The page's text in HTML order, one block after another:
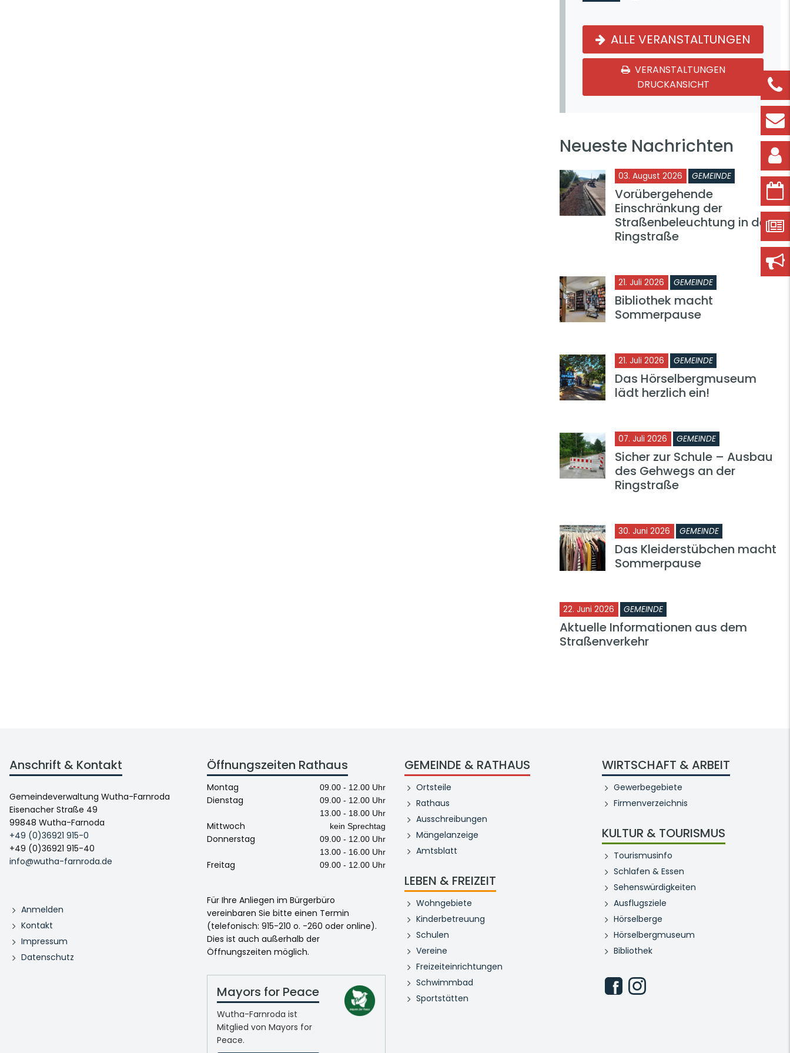
ALLE VERANSTALTUNGEN
VERANSTALTUNGEN
DRUCKANSICHT
Neueste Nachrichten
03. August 2026 GEMEINDE
Vorübergehende
Einschränkung der
Straßenbeleuchtung in der
Ringstraße
21. Juli 2026 GEMEINDE
Bibliothek macht
Sommerpause
21. Juli 2026 GEMEINDE
Das Hörselbergmuseum
lädt herzlich ein!
07. Juli 2026 GEMEINDE
Sicher zur Schule – Ausbau
des Gehwegs an der
Ringstraße
30. Juni 2026 GEMEINDE
Das Kleiderstübchen macht
Sommerpause
22. Juni 2026 GEMEINDE
Aktuelle Informationen aus dem
Straßenverkehr
Anschrift & Kontakt
Gemeindeverwaltung Wutha-Farnroda
Eisenacher Straße 49
99848 Wutha-Farnoda
+49 (0)36921 915-0
+49 (0)36921 915-40
info@wutha-farnroda.de
Anmelden
Kontakt
Impressum
Datenschutz
Öffnungszeiten Rathaus
Montag 09.00 - 12.00 Uhr
Dienstag
09.00 - 12.00 Uhr
13.00 - 18.00 Uhr
Mittwoch kein Sprechtag
Donnerstag
09.00 - 12.00 Uhr
13.00 - 16.00 Uhr
Freitag 09.00 - 12.00 Uhr
Für Ihre Anliegen im Bürgerbüro
vereinbaren Sie bitte einen Termin
(telefonisch: 915-210 o. -260 oder online).
Dies ist auch außerhalb der
Öffnungszeiten möglich.
Mayors for Peace
Wutha-Farnroda ist
Mitglied von Mayors for
Peace.
GEMEINDE & RATHAUS
Ortsteile
Rathaus
Ausschreibungen
Mängelanzeige
Amtsblatt
LEBEN & FREIZEIT
Wohngebiete
Kinderbetreuung
Schulen
Vereine
Freizeiteinrichtungen
Schwimmbad
Sportstätten
WIRTSCHAFT & ARBEIT
Gewerbegebiete
Firmenverzeichnis
KULTUR & TOURISMUS
Tourismusinfo
Schlafen & Essen
Sehenswürdigkeiten
Ausflugsziele
Hörselberge
Hörselbergmuseum
Bibliothek